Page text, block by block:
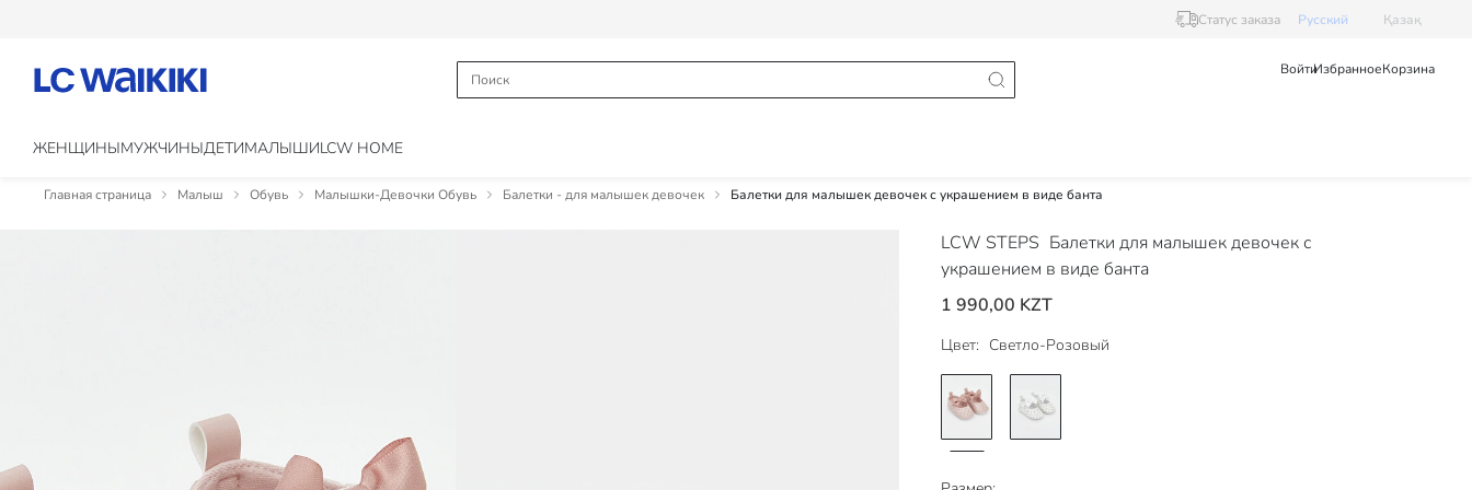
Статус заказа Pусский Қазақ
ВойтиИзбранноеКорзина
ЖЕНЩИНЫМУЖЧИНЫДЕТИМАЛЫШИLCW HOME
Главная страница Малыш Обувь Малышки-Девочки Обувь Балетки - для малышек девочек Балетки для малышек девочек с украшением в виде банта
LCW STEPS Балетки для малышек девочек с
украшением в виде банта
1 990,00 KZT
Цвет: Светло-Розовый